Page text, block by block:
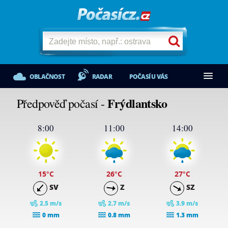
OBLAČNOST RADAR POČASÍ U VÁS
Předpověď počasí -Frýdlantsko
8:00
15°C
SV
2.5 m/s
0 mm
11:00
26°C
Z
2.7 m/s
0.8 mm
14:00
27°C
SZ
3.9 m/s
1.3 mm